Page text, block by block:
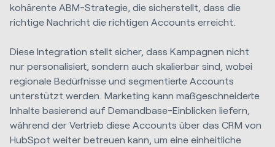
kohärente ABM-Strategie, die sicherstellt, dass die
richtige Nachricht die richtigen Accounts erreicht.
Diese Integration stellt sicher, dass Kampagnen nicht
nur personalisiert, sondern auch skalierbar sind, wobei
regionale Bedürfnisse und segmentierte Accounts
unterstützt werden. Marketing kann maßgeschneiderte
Inhalte basierend auf Demandbase-Einblicken liefern,
während der Vertrieb diese Accounts über das CRM von
HubSpot weiter betreuen kann, um eine einheitliche